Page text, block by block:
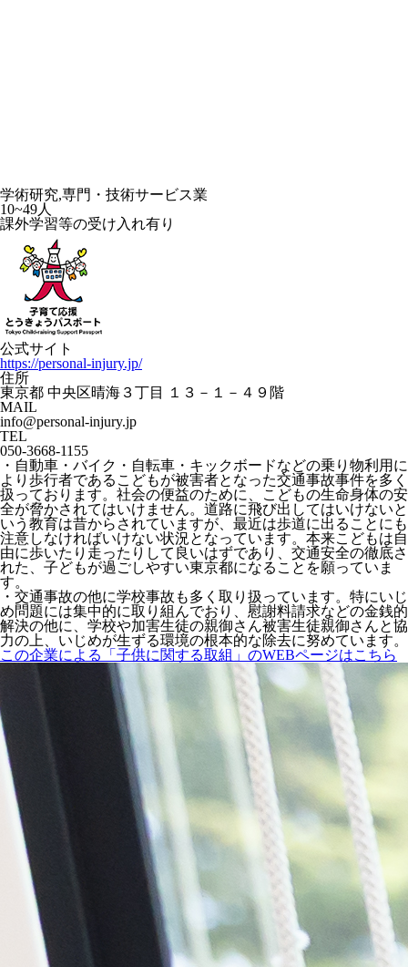
学術研究,専門・技術サービス業
10~49人
課外学習等の受け入れ有り
公式サイト
https://personal-injury.jp/
住所
東京都 中央区晴海３丁目 １３－１－４９階
MAIL
info@personal-injury.jp
TEL
050-3668-1155
・自動車・バイク・自転車・キックボードなどの乗り物利用に
より歩行者であるこどもが被害者となった交通事故事件を多く
扱っております。社会の便益のために、こどもの生命身体の安
全が脅かされてはいけません。道路に飛び出してはいけないと
いう教育は昔からされていますが、最近は歩道に出ることにも
注意しなければいけない状況となっています。本来こどもは自
由に歩いたり走ったりして良いはずであり、交通安全の徹底さ
れた、子どもが過ごしやすい東京都になることを願っていま
す。
・交通事故の他に学校事故も多く取り扱っています。特にいじ
め問題には集中的に取り組んでおり、慰謝料請求などの金銭的
解決の他に、学校や加害生徒の親御さん被害生徒親御さんと協
力の上、いじめが生ずる環境の根本的な除去に努めています。
この企業による「子供に関する取組」のWEBページはこちら